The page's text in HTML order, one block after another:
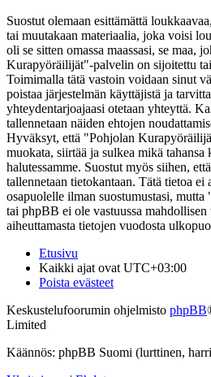
Suostut olemaan esittämättä
tai muutakaan materiaalia, joka voisi
oli se sitten omassa maassasi, se maa,
Kurapyöräilijät"-palvelin on sijoitettu
Toimimalla tätä vastoin voidaan sinut
poistaa järjestelmän käyttäjistä ja
yhteydentarjoajaasi otetaan yhteyttä.
tallennetaan näiden ehtojen
Hyväksyt, että "Pohjolan
muokata, siirtää ja sulkea mikä
halutessamme. Suostut myös siihen,
tallennetaan tietokantaan. Tätä tietoa ei
osapuolelle ilman suostumustasi,
tai phpBB ei ole vastuussa
aiheuttamasta tietojen vuodosta
Etusivu
Kaikki ajat ovat UTC+03:00
Poista evästeet
Keskustelufoorumin ohjelmisto phpBB
Limited
Käännös: phpBB Suomi (lurttinen,